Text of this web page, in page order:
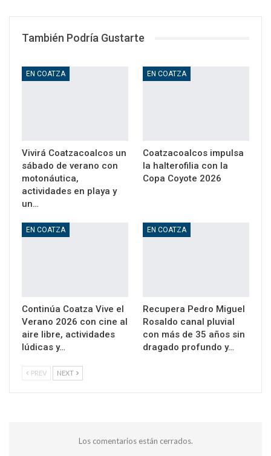
También Podría Gustarte
EN COATZA
Vivirá Coatzacoalcos un
sábado de verano con
motonáutica,
actividades en playa y
un…
EN COATZA
Coatzacoalcos impulsa
la halterofilia con la
Copa Coyote 2026
EN COATZA
Continúa Coatza Vive el
Verano 2026 con cine al
aire libre, actividades
lúdicas y…
EN COATZA
Recupera Pedro Miguel
Rosaldo canal pluvial
con más de 35 años sin
dragado profundo y…
PREV NEXT
Los comentarios están cerrados.